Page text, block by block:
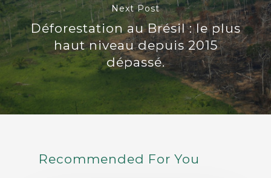
Next Post
Déforestation au Brésil : le plus
haut niveau depuis 2015
dépassé.
Recommended For You